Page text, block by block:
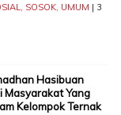
, SOSOK, UMUM | 3
Hasibuan
Masyarakat Yang
Kelompok Ternak